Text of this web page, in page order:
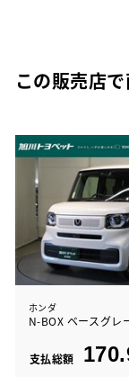
この販売店
ホンダ
N-BOX ベースグレ
支払総額